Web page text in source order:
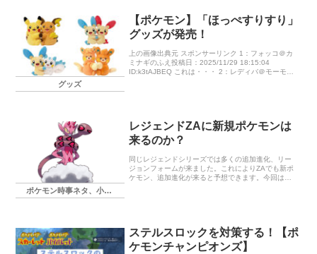
す。今回はそんなラティオスの用意について初心者
でも理解できるように説明していきますね。 ラティ
オス厳選のライン ラティオスの実数値の内容につい
の個体値差について 妥協を許さないのは素早さ個体
値 ラティオス以上の素早さ種族値があるフロンティ
ア個体の素早さ実数値 妥協ライン ラテ…
グッズ
【ポケモン】「ほっぺすりすり」
グッズが発売！
上の画像出典元 スポンサーリンク 1：フォッコ＠カ
ミナギのふえ投稿日：2025/11/29 18:15:04
ID:k3tAJBEQ これは・・・ 2：レディバ＠モーモー
ポケモン時事ネタ、小ネタ
レジェンドZAに新規ポケモンは
来るのか？
同じレジェンドシリーズでは多くの追加進化、リー
ジョンフォームが来ました。これによりZAでも新ポ
ケモン、追加進化が来ると予想できます。今回はそ
ス、イベルタルのフォルムチェンジ 追加進化、リー
ジョンフォームはカロスポケモンにならない まとめ
ステルスロックを対策する！【ポ
ケモンチャンピオンズ】